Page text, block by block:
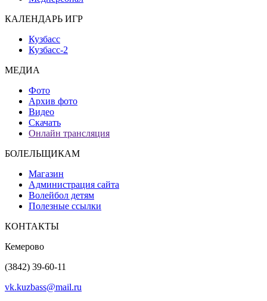
КАЛЕНДАРЬ ИГР
Кузбасс
Кузбасс-2
МЕДИА
Фото
Архив фото
Видео
Скачать
Онлайн трансляция
БОЛЕЛЬЩИКАМ
Магазин
Администрация сайта
Волейбол детям
Полезные ссылки
КОНТАКТЫ
Кемерово
(3842) 39-60-11
vk.kuzbass@mail.ru